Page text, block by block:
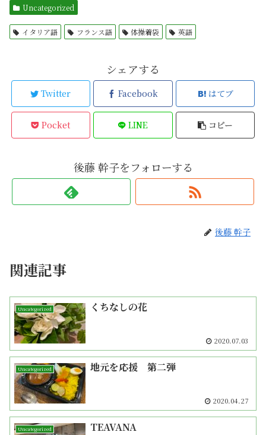
Uncategorized
イタリア語 フランス語 体操着袋 英語
シェアする
Twitter Facebook はてブ
Pocket LINE コピー
後藤 幹子をフォローする
後藤 幹子
関連記事
Uncategorized くちなしの花
2020.07.03
Uncategorized 地元を応援 第二弾
2020.04.27
Uncategorized TEAVANA